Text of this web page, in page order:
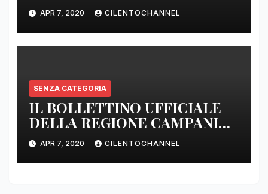
APR 7, 2020 CILENTOCHANNEL
SENZA CATEGORIA
IL BOLLETTINO UFFICIALE
DELLA REGIONE CAMPANIA
DELLE ORE 22.00
APR 7, 2020 CILENTOCHANNEL